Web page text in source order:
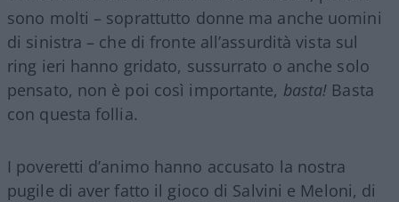
sono molti – soprattutto donne ma anche uomini
di sinistra – che di fronte all’assurdità vista sul
ring ieri hanno gridato, sussurrato o anche solo
pensato, non è poi così importante, basta! Basta
con questa follia.
I poveretti d’animo hanno accusato la nostra
pugile di aver fatto il gioco di Salvini e Meloni, di